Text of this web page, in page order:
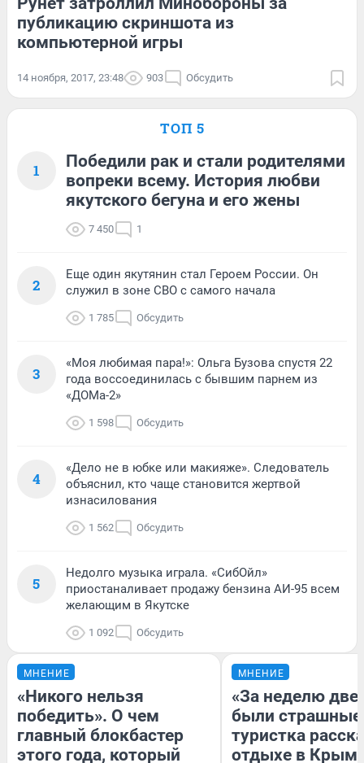
публикацию скриншота из
компьютерной игры
14 ноября, 2017, 23:48 903 Обсудить
ТОП 5
1
Победили рак и стали родителями
вопреки всему. История любви
якутского бегуна и его жены
7 450 1
2
Еще один якутянин стал Героем России. Он
служил в зоне СВО с самого начала
1 785 Обсудить
3
«Моя любимая пара!»: Ольга Бузова спустя 22
года воссоединилась с бывшим парнем из
«ДОМа-2»
1 598 Обсудить
4
«Дело не в юбке или макияже». Следователь
объяснил, кто чаще становится жертвой
изнасилования
1 562 Обсудить
5
Недолго музыка играла. «СибОйл»
приостаналивает продажу бензина АИ-95 всем
желающим в Якутске
1 092 Обсудить
МНЕНИЕ
«Никого нельзя
победить». О чем
главный блокбастер
этого года, который
МНЕНИЕ
«За неделю две
были
туристка
отдыхе в